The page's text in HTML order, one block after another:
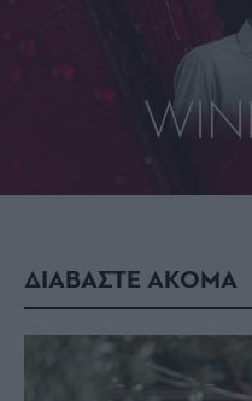
ΔΙΑΒΑΣΤΕ ΑΚΟΜΑ